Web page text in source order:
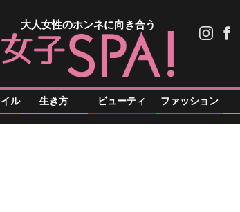
大人女性のホンネに向き合う
ル 生き方 ビューティ ファッション